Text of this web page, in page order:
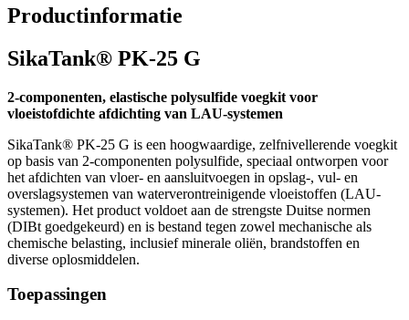
Productinformatie
SikaTank® PK-25 G
2-componenten, elastische polysulfide voegkit voor
vloeistofdichte afdichting van LAU-systemen
SikaTank® PK-25 G is een hoogwaardige, zelfnivellerende voegkit
op basis van 2-componenten polysulfide, speciaal ontworpen voor
het afdichten van vloer- en aansluitvoegen in opslag-, vul- en
overslagsystemen van waterverontreinigende vloeistoffen (LAU-
systemen). Het product voldoet aan de strengste Duitse normen
(DIBt goedgekeurd) en is bestand tegen zowel mechanische als
chemische belasting, inclusief minerale oliën, brandstoffen en
diverse oplosmiddelen.
Toepassingen